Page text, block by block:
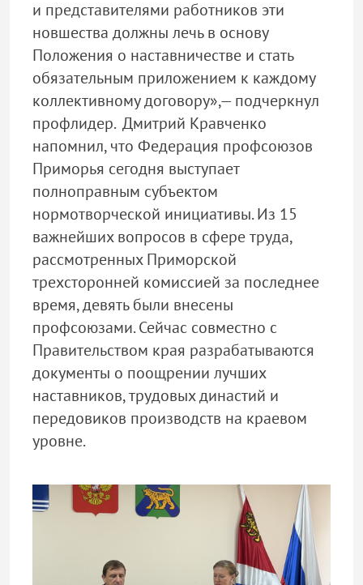
и представителями работников эти
новшества должны лечь в основу
Положения о наставничестве и стать
обязательным приложением к каждому
коллективному договору»,— подчеркнул
профлидер. Дмитрий Кравченко
напомнил, что Федерация профсоюзов
Приморья сегодня выступает
полноправным субъектом
нормотворческой инициативы. Из 15
важнейших вопросов в сфере труда,
рассмотренных Приморской
трехсторонней комиссией за последнее
время, девять были внесены
профсоюзами. Сейчас совместно с
Правительством края разрабатываются
документы о поощрении лучших
наставников, трудовых династий и
передовиков производств на краевом
уровне.